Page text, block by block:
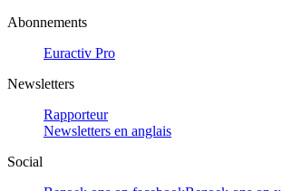
Abonnements
Euractiv Pro
Newsletters
Rapporteur
Newsletters en anglais
Social